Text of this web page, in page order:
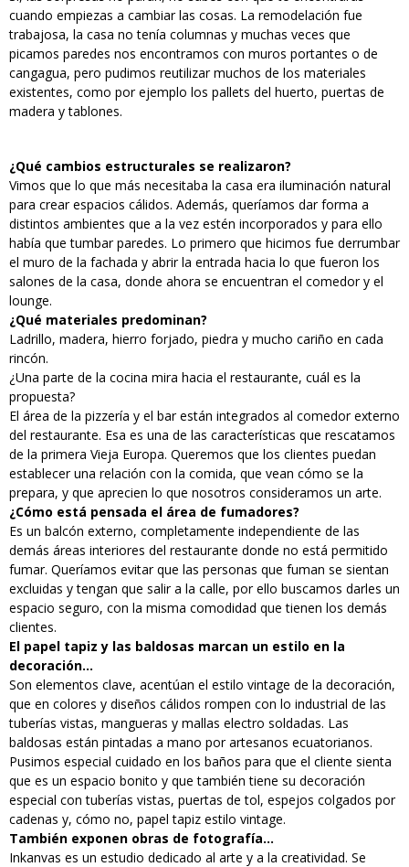
cuando empiezas a cambiar las cosas. La remodelación fue
trabajosa, la casa no tenía columnas y muchas veces que
picamos paredes nos encontramos con muros portantes o de
cangagua, pero pudimos reutilizar muchos de los materiales
existentes, como por ejemplo los pallets del huerto, puertas de
madera y tablones.
¿Qué cambios estructurales se realizaron?
Vimos que lo que más necesitaba la casa era iluminación natural
para crear espacios cálidos. Además, queríamos dar forma a
distintos ambientes que a la vez estén incorporados y para ello
había que tumbar paredes. Lo primero que hicimos fue derrumbar
el muro de la fachada y abrir la entrada hacia lo que fueron los
salones de la casa, donde ahora se encuentran el comedor y el
lounge.
¿Qué materiales predominan?
Ladrillo, madera, hierro forjado, piedra y mucho cariño en cada
rincón.
¿Una parte de la cocina mira hacia el restaurante, cuál es la
propuesta?
El área de la pizzería y el bar están integrados al comedor externo
del restaurante. Esa es una de las características que rescatamos
de la primera Vieja Europa. Queremos que los clientes puedan
establecer una relación con la comida, que vean cómo se la
prepara, y que aprecien lo que nosotros consideramos un arte.
¿Cómo está pensada el área de fumadores?
Es un balcón externo, completamente independiente de las
demás áreas interiores del restaurante donde no está permitido
fumar. Queríamos evitar que las personas que fuman se sientan
excluidas y tengan que salir a la calle, por ello buscamos darles un
espacio seguro, con la misma comodidad que tienen los demás
clientes.
El papel tapiz y las baldosas marcan un estilo en la
decoración…
Son elementos clave, acentúan el estilo vintage de la decoración,
que en colores y diseños cálidos rompen con lo industrial de las
tuberías vistas, mangueras y mallas electro soldadas. Las
baldosas están pintadas a mano por artesanos ecuatorianos.
Pusimos especial cuidado en los baños para que el cliente sienta
que es un espacio bonito y que también tiene su decoración
especial con tuberías vistas, puertas de tol, espejos colgados por
cadenas y, cómo no, papel tapiz estilo vintage.
También exponen obras de fotografía…
Inkanvas es un estudio dedicado al arte y a la creatividad. Se